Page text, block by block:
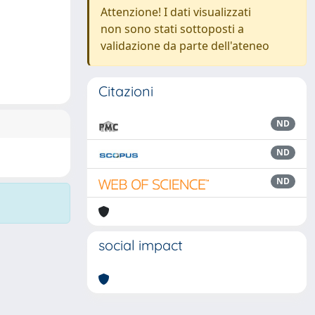
Attenzione! I dati visualizzati
non sono stati sottoposti a
validazione da parte dell'ateneo
Citazioni
ND
ND
ND
social impact